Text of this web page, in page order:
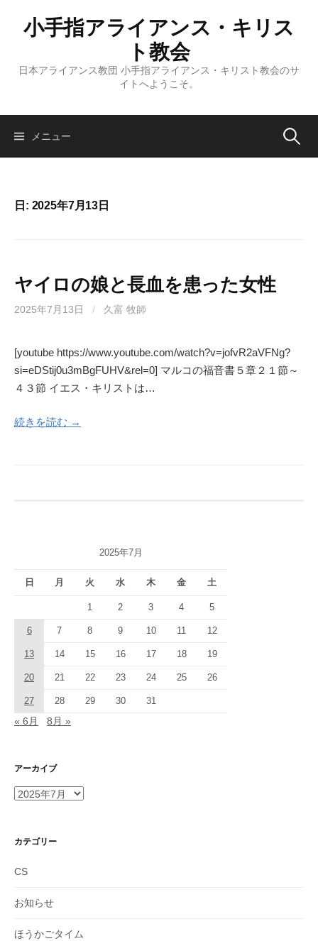
ス
小手指アライアンス・キリス
ト教会
日本アライアンス教団 小手指アライアンス・キリスト教会のサ
イトへようこそ。
メニュー 検
日: 2025年7月13日
ヤイロの娘と長血を患った女性
2025年7月13日 / 久富 牧師
[youtube https://www.youtube.com/watch?v=jofvR2aVFNg?
si=eDStij0u3mBgFUHV&rel=0] マルコの福音書５章２１節～
４３節 イエス・キリストは…
続きを読む →
2025年7月
日 月 火 水 木 金 土
1 2 3 4 5
6 7 8 9 10 11 12
13 14 15 16 17 18 19
20 21 22 23 24 25 26
27 28 29 30 31
« 6月 8月 »
アーカイブ
ア
イ
カテゴリー
CS
お知らせ
ほうかごタイム